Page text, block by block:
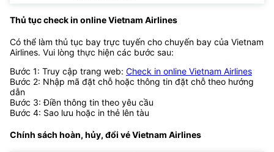
Thủ tục check in online Vietnam Airlines
Có thể làm thủ tục bay trực tuyến cho chuyến bay của Vietnam
Airlines. Vui lòng thực hiện các bước sau:
Bước 1: Truy cập trang web: Check in online Vietnam Airlines
Bước 2: Nhập mã đặt chỗ hoặc thông tin đặt chỗ theo hướng
dẫn
Bước 3: Điền thông tin theo yêu cầu
Bước 4: Sao lưu hoặc in thẻ lên tàu
Chính sách hoàn, hủy, đổi véVietnam Airlines